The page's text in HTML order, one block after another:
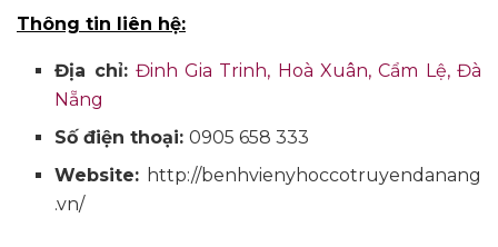
Thông tin liên hệ:
Địa chỉ: Đinh Gia Trinh, Hoà Xuân, Cẩm Lệ, Đà
Nẵng
Số điện thoại:0905 658 333
Website: http://benhvienyhoccotruyendanang
.vn/